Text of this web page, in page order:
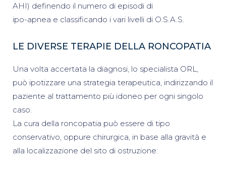
AHI) definendo il numero di episodi di
ipo-apnea e classificando i vari livelli di O.S.A.S.
LE DIVERSE TERAPIE DELLA RONCOPATIA
Una volta accertata la diagnosi, lo specialista ORL,
può ipotizzare una strategia terapeutica, indirizzando il
paziente al trattamento più idoneo per ogni singolo
caso.
La cura della roncopatia può essere di tipo
conservativo, oppure chirurgica, in base alla gravità e
alla localizzazione del sito di ostruzione: